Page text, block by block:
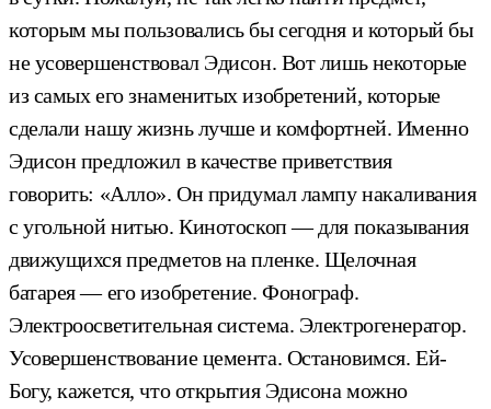
которым мы пользовались бы сегодня и который бы
не усовершенствовал Эдисон. Вот лишь некоторые
из самых его знаменитых изобретений, которые
сделали нашу жизнь лучше и комфортней. Именно
Эдисон предложил в качестве приветствия
говорить: «Алло». Он придумал лампу накаливания
с угольной нитью. Кинотоскоп — для показывания
движущихся предметов на пленке. Щелочная
батарея — его изобретение. Фонограф.
Электроосветительная система. Электрогенератор.
Усовершенствование цемента. Остановимся. Ей-
Богу, кажется, что открытия Эдисона можно